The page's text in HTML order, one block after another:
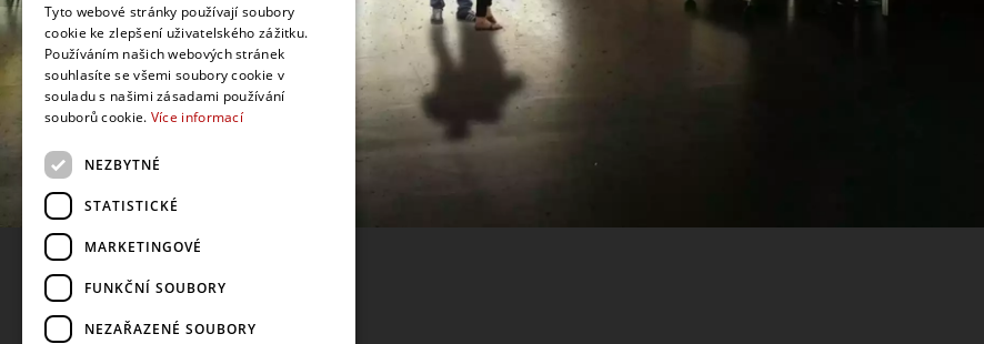
Tyto webové stránky používají soubory
cookie ke zlepšení uživatelského zážitku.
Používáním našich webových stránek
souhlasíte se všemi soubory cookie v
souladu s našimi zásadami používání
souborů cookie. Více informací
NEZBYTNÉ
STATISTICKÉ
MARKETINGOVÉ
FUNKČNÍ SOUBORY
NEZAŘAZENÉ SOUBORY